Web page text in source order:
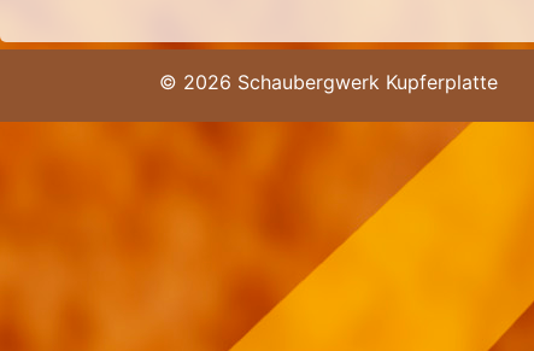
© 2026 Schaubergwerk Kupferplatte